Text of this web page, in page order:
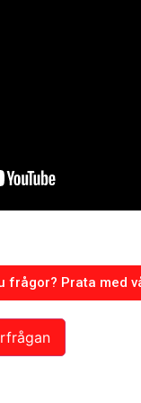
frågor? Prata med